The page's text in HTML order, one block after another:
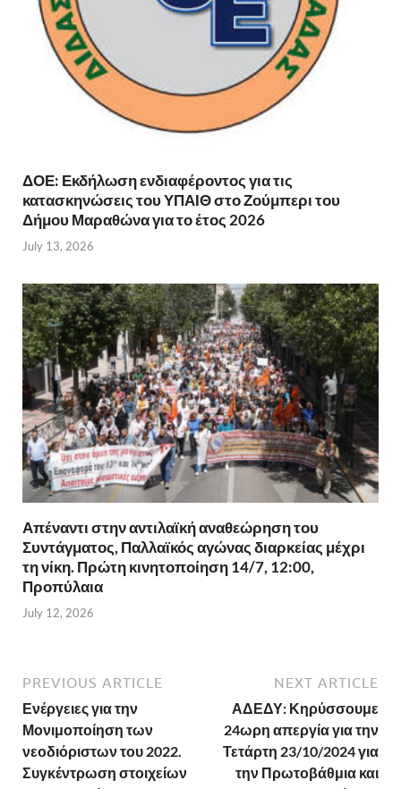
ΔΟΕ: Εκδήλωση ενδιαφέροντος για τις
κατασκηνώσεις του ΥΠΑΙΘ στο Ζούμπερι του
Δήμου Μαραθώνα για το έτος 2026
July 13, 2026
Απέναντι στην αντιλαϊκή αναθεώρηση του
Συντάγματος, Παλλαϊκός αγώνας διαρκείας μέχρι
τη νίκη. Πρώτη κινητοποίηση 14/7, 12:00,
Προπύλαια
July 12, 2026
PREVIOUS ARTICLE
Ενέργειες για την
Μονιμοποίηση των
νεοδιόριστων του 2022.
Συγκέντρωση στοιχείων
NEXT ARTICLE
ΑΔΕΔΥ: Κηρύσσουμε
24ωρη απεργία για την
Τετάρτη 23/10/2024 για
την Πρωτοβάθμια και